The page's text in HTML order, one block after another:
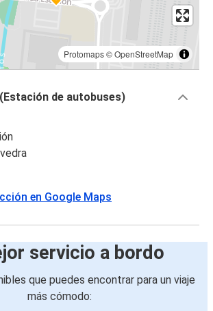
Protomaps©OpenStreetMap
de autobuses)
en Google Maps
servicio a bordo
que puedes encontrar para un viaje
más cómodo: